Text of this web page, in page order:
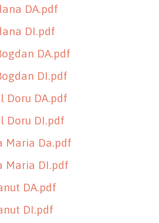
DA.pdf
DI.pdf
DA.pdf
DI.pdf
Doru DA.pdf
Doru DI.pdf
Maria Da.pdf
Maria DI.pdf
DA.pdf
DI.pdf